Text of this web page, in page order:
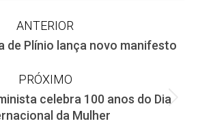
ANTERIOR
Post
de Plínio lança novo manifesto
PRÓXIMO
Próximo
post:
celebra 100 anos do Dia
da Mulher